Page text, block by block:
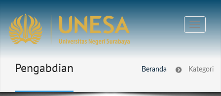
Pengabdian Beranda Kategori